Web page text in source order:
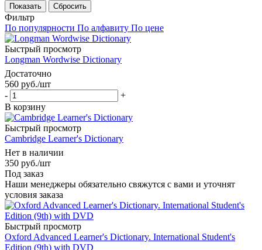
Сбросить
Фильтр
По популярности По алфавиту По цене
Быстрый просмотр
Longman Wordwise Dictionary
Достаточно
560 руб./шт
-
+
В корзину
Быстрый просмотр
Cambridge Learner's Dictionary
Нет в наличии
350 руб./шт
Под заказ
Наши менеджеры обязательно свяжутся с вами и уточнят
условия заказа
Быстрый просмотр
Oxford Advanced Learner's Dictionary. International Student's
Edition (9th) with DVD